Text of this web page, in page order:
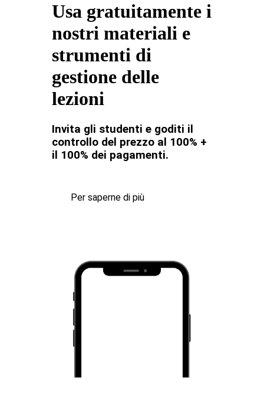
Usa gratuitamente i
nostri materiali e
strumenti di
gestione delle
lezioni
Invita gli studenti e goditi il
controllo del prezzo al 100% +
il 100% dei pagamenti.
Per saperne di più